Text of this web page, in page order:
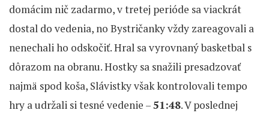
domácim nič zadarmo, v tretej perióde sa viackrát
dostal do vedenia, no Bystričanky vždy zareagovali a
nenechali ho odskočiť. Hral sa vyrovnaný basketbal s
dôrazom na obranu. Hostky sa snažili presadzovať
najmä spod koša, Slávistky však kontrolovali tempo
hry a udržali si tesné vedenie –51:48. V poslednej